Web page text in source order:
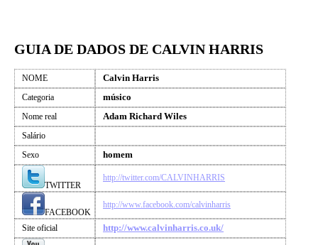
GUIA DE DADOS DE CALVIN HARRIS
NOME Calvin Harris
Categoria músico
Nome real Adam Richard Wiles
Salário
Sexo
homem
TWITTER
http://twitter.com/CALVINHARRIS
FACEBOOK
http://www.facebook.com/calvinharris
Site oficial http://www.calvinharris.co.uk/